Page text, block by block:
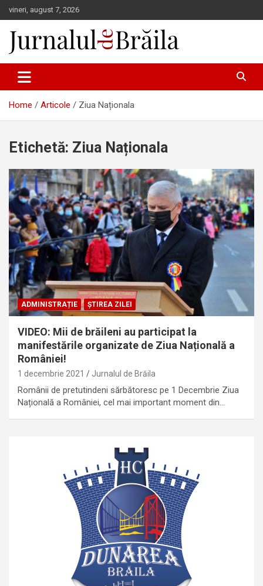
Skip
to
content
vineri, august 7, 2026
Jurnalul de Brăila
Home Articole Ziua Naționala
Etichetă: Ziua Naționala
ADMINISTRAȚIE ȘTIREA ZILEI
VIDEO: Mii de brăileni au participat la
manifestările organizate de Ziua Națională a
României!
1 decembrie 2021 Jurnalul de Brăila
Românii de pretutindeni sărbătoresc pe 1 Decembrie Ziua
Națională a României, cel mai important moment din…